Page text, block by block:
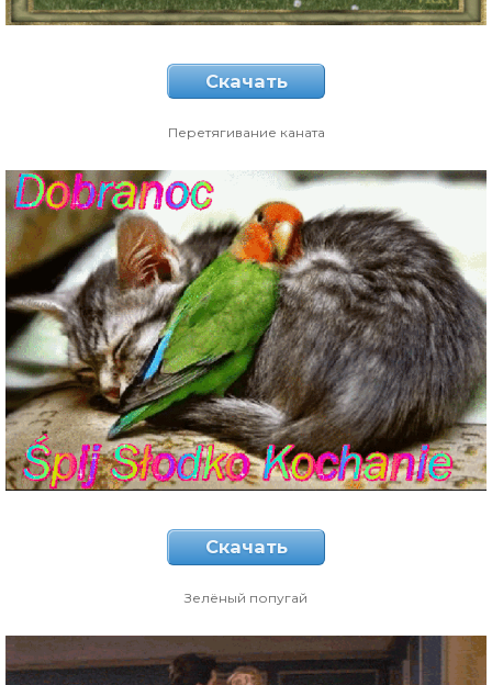
Скачать
Перетягивание каната
Скачать
Зелёный попугай